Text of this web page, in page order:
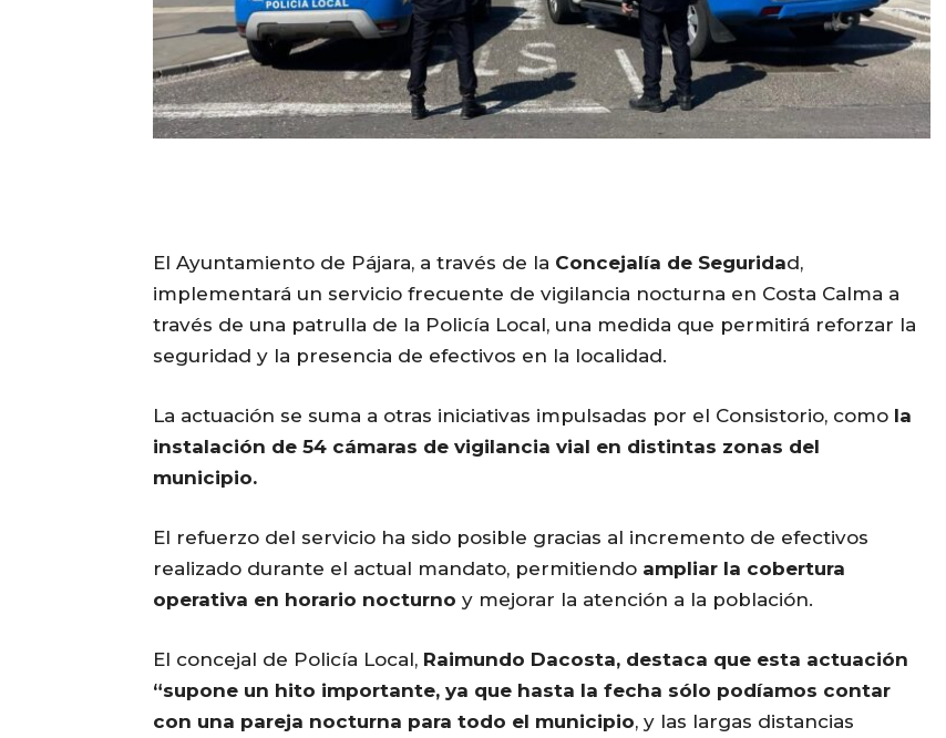
El Ayuntamiento de Pájara, a través de la Concejalía de Seguridad,
implementará un servicio frecuente de vigilancia nocturna en Costa Calma a
través de una patrulla de la Policía Local, una medida que permitirá reforzar la
seguridad y la presencia de efectivos en la localidad.
La actuación se suma a otras iniciativas impulsadas por el Consistorio, como la
instalación de 54 cámaras de vigilancia vial en distintas zonas del
municipio.
El refuerzo del servicio ha sido posible gracias al incremento de efectivos
realizado durante el actual mandato, permitiendo ampliar la cobertura
operativa en horario nocturno y mejorar la atención a la población.
El concejal de Policía Local, Raimundo Dacosta, destaca que esta actuación
“supone un hito importante, ya que hasta la fecha sólo podíamos contar
con una pareja nocturna para todo el municipio, y las largas distancias